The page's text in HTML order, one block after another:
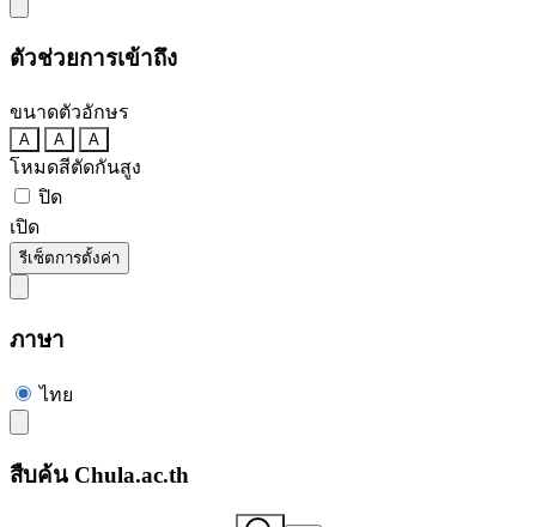
ตัวช่วยการเข้าถึง
ขนาดตัวอักษร
A A A
โหมดสีตัดกันสูง
ปิด
เปิด
รีเซ็ตการตั้งค่า
ภาษา
ไทย
สืบค้น Chula.ac.th